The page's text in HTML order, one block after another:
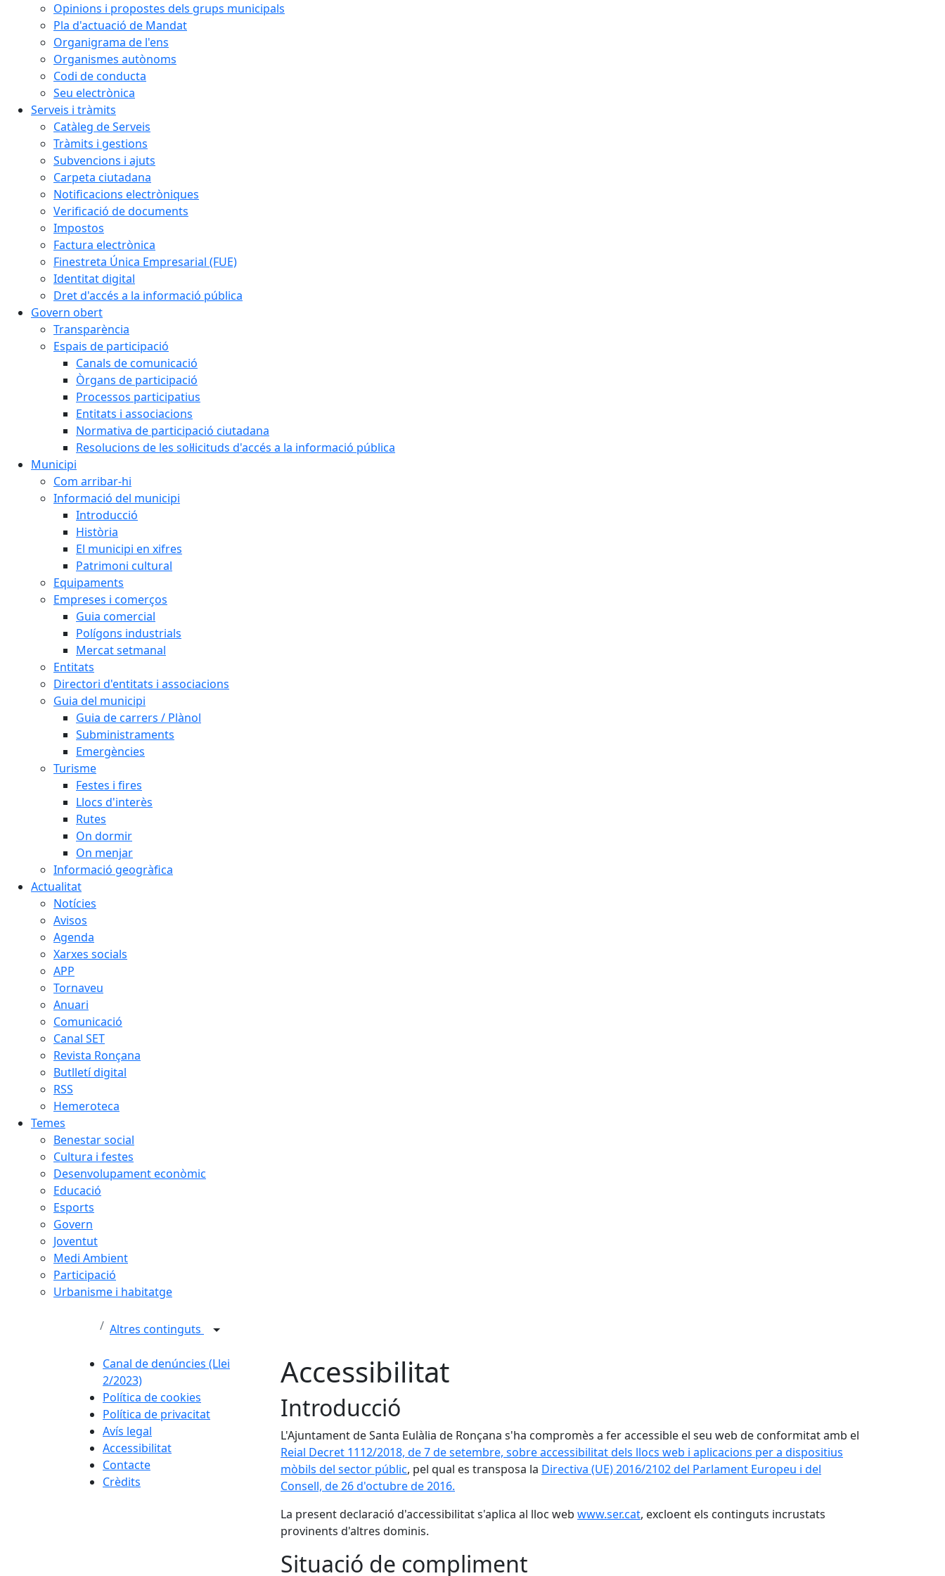
Opinions i propostes dels grups municipals
Pla d'actuació de Mandat
Organigrama de l'ens
Organismes autònoms
Codi de conducta
Seu electrònica
Serveis i tràmits
Catàleg de Serveis
Tràmits i gestions
Subvencions i ajuts
Carpeta ciutadana
Notificacions electròniques
Verificació de documents
Impostos
Factura electrònica
Finestreta Única Empresarial (FUE)
Identitat digital
Dret d'accés a la informació pública
Govern obert
Transparència
Espais de participació
Canals de comunicació
Òrgans de participació
Processos participatius
Entitats i associacions
Normativa de participació ciutadana
Resolucions de les sol·licituds d'accés a la informació pública
Municipi
Com arribar-hi
Informació del municipi
Introducció
Història
El municipi en xifres
Patrimoni cultural
Equipaments
Empreses i comerços
Guia comercial
Polígons industrials
Mercat setmanal
Entitats
Directori d'entitats i associacions
Guia del municipi
Guia de carrers / Plànol
Subministraments
Emergències
Turisme
Festes i fires
Llocs d'interès
Rutes
On dormir
On menjar
Informació geogràfica
Actualitat
Notícies
Avisos
Agenda
Xarxes socials
APP
Tornaveu
Anuari
Comunicació
Canal SET
Revista Ronçana
Butlletí digital
RSS
Hemeroteca
Temes
Benestar social
Cultura i festes
Desenvolupament econòmic
Educació
Esports
Govern
Joventut
Medi Ambient
Participació
Urbanisme i habitatge
Altres continguts
Canal de denúncies (Llei
2/2023)
Política de cookies
Política de privacitat
Avís legal
Accessibilitat
Contacte
Crèdits
Accessibilitat
Introducció
L'Ajuntament de Santa Eulàlia de Ronçana s'ha compromès a fer accessible el seu web de conformitat amb el
Reial Decret 1112/2018, de 7 de setembre, sobre accessibilitat dels llocs web i aplicacions per a dispositius
mòbils del sector públic, pel qual es transposa la Directiva (UE) 2016/2102 del Parlament Europeu i del
Consell, de 26 d'octubre de 2016.
La present declaració d'accessibilitat s'aplica al lloc web www.ser.cat, excloent els continguts incrustats
provinents d'altres dominis.
Situació de compliment